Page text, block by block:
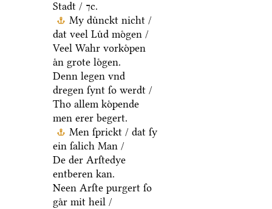
Stadt / ⁊c.
My duͤnckt nicht /
dat veel Luͤd moͤgen /
Veel Wahr vorkoͤpen
aͤn grote loͤgen.
Denn legen vnd
dregen ſynt ſo werdt /
Tho allem koͤpende
men erer begert.
Men ſprickt / dat ſy
ein ſalich Man /
De der Arſtedye
entberen kan.
Neen Arſte purgert ſo
gaͤr mit heil /